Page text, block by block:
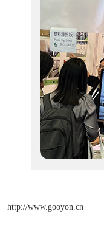
http://www.gooyon.cn